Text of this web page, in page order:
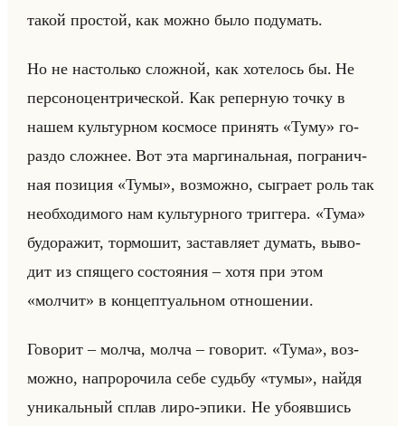
такой про­стой, как можно было по­ду­мать.
Но не на­столько слож­ной, как хо­те­лось бы. Не
пер­со­но­цен­три­че­ской. Как ре­пер­ную точку в
нашем культур­ном кос­мо­се при­нять «Туму» го­
раз­до слож­нее. Вот эта мар­ги­нальная, по­гра­нич­
ная по­зи­ция «Тумы», воз­мож­но, сыг­ра­ет роль так
необ­хо­ди­мо­го нам культур­но­го триг­ге­ра. «Тума»
бу­до­ра­жит, тор­мо­шит, за­став­ля­ет ду­мать, вы­во­
дит из спя­ще­го со­сто­яния – хотя при этом
«молчит» в кон­цеп­ту­альном от­но­ше­нии.
Го­во­рит – молча, молча – го­во­рит. «Тума», воз­
мож­но, на­про­ро­чи­ла себе судьбу «тумы», найдя
уни­кальный сплав лиро-эпики. Не убо­яв­шись